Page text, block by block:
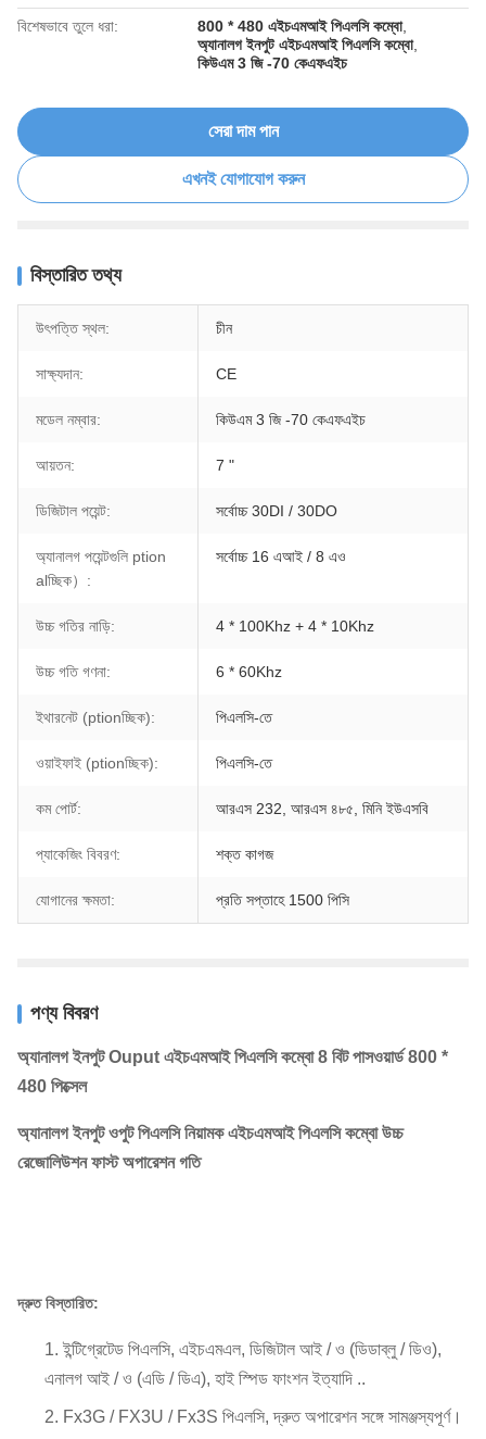
বিশেষভাবে তুলে ধরা: 800 * 480 এইচএমআই পিএলসি কম্বো,
অ্যানালগ ইনপুট এইচএমআই পিএলসি কম্বো,
কিউএম 3 জি -70 কেএফএইচ
সেরা দাম পান
এখনই যোগাযোগ করুন
বিস্তারিত তথ্য
উৎপত্তি স্থল: চীন
সাক্ষ্যদান: CE
মডেল নম্বার: কিউএম 3 জি -70 কেএফএইচ
আয়তন: 7 "
ডিজিটাল পয়েন্ট: সর্বোচ্চ 30DI / 30DO
অ্যানালগ পয়েন্টগুলি ption
alচ্ছিক）:
সর্বোচ্চ 16 এআই / 8 এও
উচ্চ গতির নাড়ি: 4 * 100Khz + 4 * 10Khz
উচ্চ গতি গণনা: 6 * 60Khz
ইথারনেট (ptionচ্ছিক): পিএলসি-তে
ওয়াইফাই (ptionচ্ছিক): পিএলসি-তে
কম পোর্ট: আরএস 232, আরএস ৪৮৫, মিনি ইউএসবি
প্যাকেজিং বিবরণ: শক্ত কাগজ
যোগানের ক্ষমতা: প্রতি সপ্তাহে 1500 পিসি
পণ্য বিবরণ
অ্যানালগ ইনপুট Ouput এইচএমআই পিএলসি কম্বো 8 বিট পাসওয়ার্ড 800 *
480 পিক্সেল
অ্যানালগ ইনপুট ওপুট পিএলসি নিয়ামক এইচএমআই পিএলসি কম্বো উচ্চ
রেজোলিউশন ফাস্ট অপারেশন গতি
দ্রুত বিস্তারিত:
ইন্টিগ্রেটেড পিএলসি, এইচএমএল, ডিজিটাল আই / ও (ডিডাব্লু / ডিও),
এনালগ আই / ও (এডি / ডিএ), হাই স্পিড ফাংশন ইত্যাদি ..
Fx3G / FX3U / Fx3S পিএলসি, দ্রুত অপারেশন সঙ্গে সামঞ্জস্যপূর্ণ।